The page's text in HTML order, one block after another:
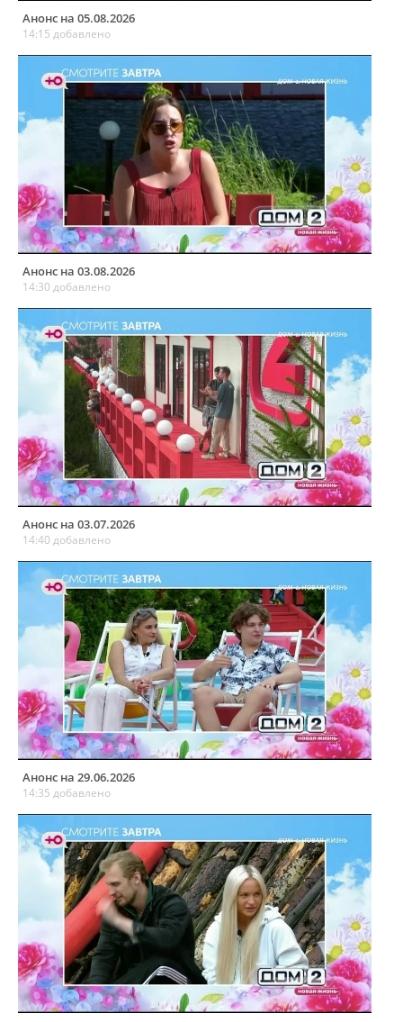
Анонс на 05.08.2026
14:15 добавлено
Анонс на 03.08.2026
14:30 добавлено
Анонс на 03.07.2026
14:40 добавлено
Анонс на 29.06.2026
14:35 добавлено